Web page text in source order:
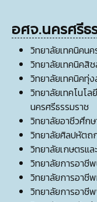
อศจ.นครศรีธ
วิทยาลัยเทคนิคน
วิทยาลัยเทคนิคสิ
วิทยาลัยเทคนิคทุ่
วิทยาลัยเทคโนโ
นครศรีธรรมราช
วิทยาลัยอาชีวศึก
วิทยาลัยศิลปหัตถ
วิทยาลัยเกษตรแล
วิทยาลัยการอาชี
วิทยาลัยการอาชีพ
วิทยาลัยการอาชี